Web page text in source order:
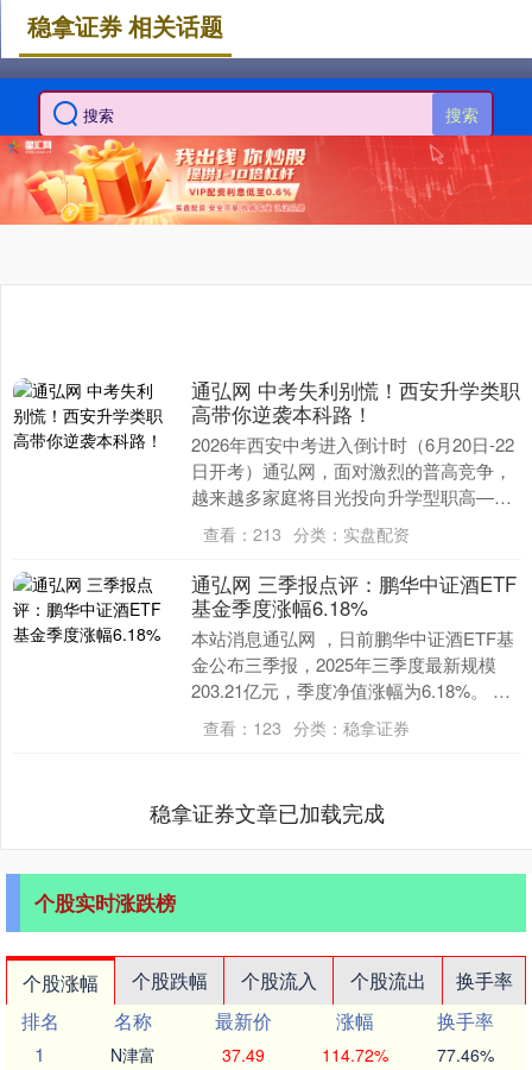
搜索
稳拿证券 相关话题
通弘网 中考失利别慌！西安升学类职
高带你逆袭本科路！
2026年西安中考进入倒计时（6月20日-22
日开考）通弘网，面对激烈的普高竞争，
越来越多家庭将目光投向升学型职高——
这类学校以“职普融通”为核心，兼顾文化
课教....
查看： 213 分类： 实盘配资
通弘网 三季报点评：鹏华中证酒ETF
基金季度涨幅6.18%
本站消息通弘网 ，日前鹏华中证酒ETF基
金公布三季报，2025年三季度最新规模
203.21亿元，季度净值涨幅为6.18%。 从
业绩表现来看，鹏华中证酒ETF基金....
查看： 123 分类： 稳拿证券
稳拿证券文章已加载完成
个股实时涨跌榜
个股涨幅 个股跌幅 个股流入 个股流出
换手率
排名
名称 最新价 涨幅
换手率
1
N津富 37.49 114.72% 77.46%